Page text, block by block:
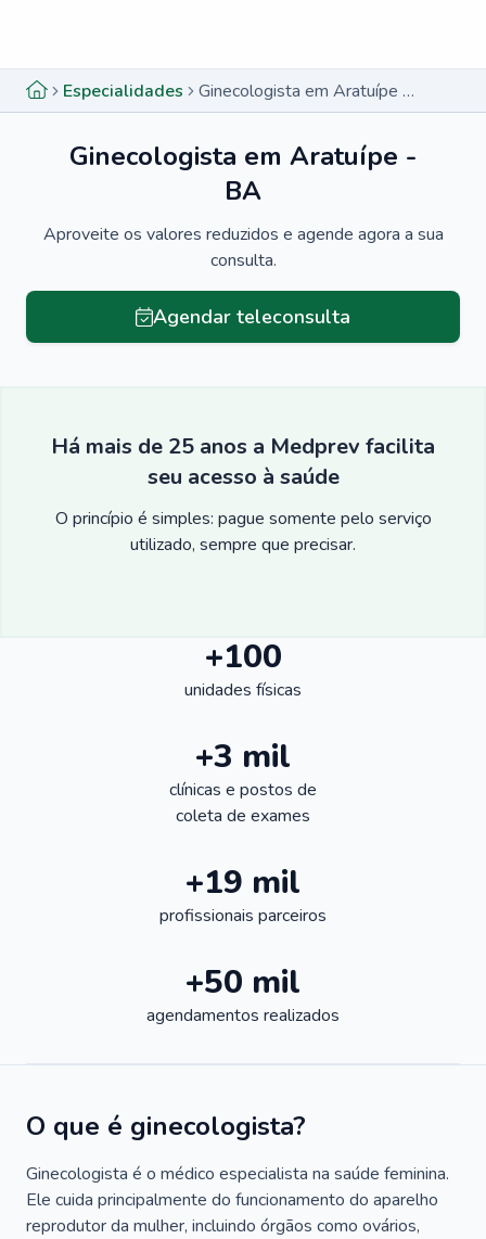
Especialidades Ginecologista em Aratuípe - BA
Ginecologista em Aratuípe -
BA
Aproveite os valores reduzidos e agende agora a sua
consulta.
Agendar teleconsulta
Há mais de 25 anos a Medprev facilita
seu acesso à saúde
O princípio é simples: pague somente pelo serviço
utilizado, sempre que precisar.
+100
unidades físicas
+3 mil
clínicas e postos de
coleta de exames
+19 mil
profissionais parceiros
+50 mil
agendamentos realizados
O que é ginecologista?
Ginecologista é o médico especialista na saúde feminina.
Ele cuida principalmente do funcionamento do aparelho
reprodutor da mulher, incluindo órgãos como ovários,